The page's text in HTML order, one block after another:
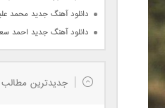
دانلود آهنگ جدید محمد
دانلود آهنگ جدید احمد
جدیدترین